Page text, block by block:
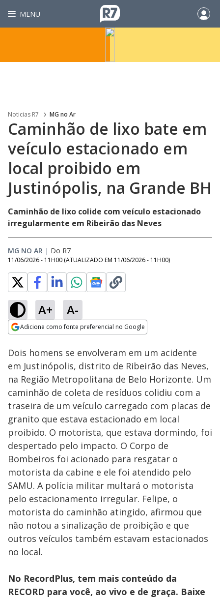
MENU
Noticias R7 MG no Ar
Caminhão de lixo bate em
veículo estacionado em
local proibido em
Justinópolis, na Grande BH
Caminhão de lixo colide com veículo estacionado
irregularmente em Ribeirão das Neves
MG NO AR | Do R7
11/06/2026 - 11H00 (ATUALIZADO EM 11/06/2026 - 11H00)
A+ A-
Adicione como fonte preferencial no Google
Ativar
Loaded:
41.72%
Dois homens se envolveram em um acidente
em Justinópolis, distrito de Ribeirão das Neves,
na Região Metropolitana de Belo Horizonte. Um
caminhão de coleta de resíduos colidiu com a
traseira de um veículo carregado com placas de
granito que estava estacionado em local
proibido. O motorista, que estava dormindo, foi
despertado pelo impacto. O Corpo de
Bombeiros foi acionado para resgatar o
motorista da cabine e ele foi atendido pelo
SAMU. A polícia militar multará o motorista
pelo estacionamento irregular. Felipe, o
motorista do caminhão atingido, afirmou que
não notou a sinalização de proibição e que
outros veículos também estavam estacionados
no local.
No RecordPlus, tem mais conteúdo da
RECORD para você, ao vivo e de graça. Baixe